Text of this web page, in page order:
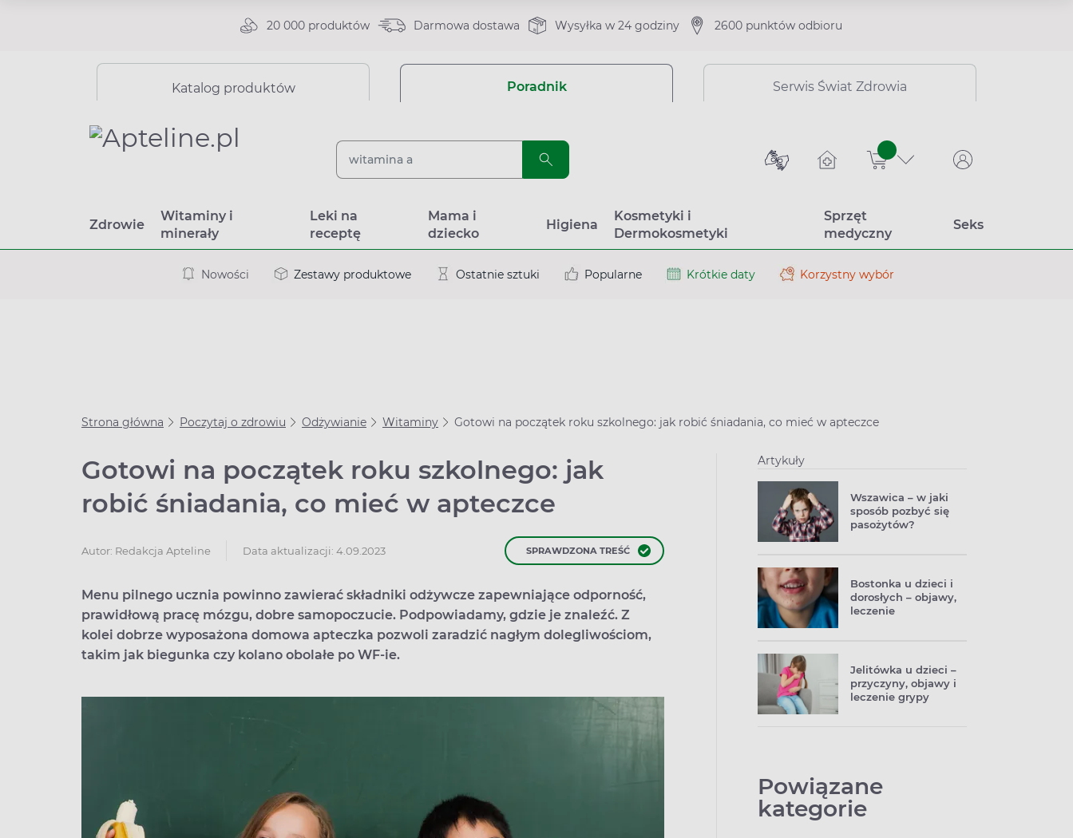
20 000 produktów Darmowa dostawa Wysyłka w 24 godziny 2600 punktów odbioru
Katalog produktów Poradnik Serwis Świat Zdrowia
sztuk
Zdrowie
Witaminy i
minerały
Leki na
receptę
Mama i
dziecko
Higiena
Kosmetyki i
Dermokosmetyki
Sprzęt
medyczny
Seks
Nowości Zestawy produktowe Ostatnie sztuki Popularne Krótkie daty Korzystny wybór
Strona główna Poczytaj o zdrowiu Odżywianie Witaminy Gotowi na początek roku szkolnego: jak robić śniadania, co mieć w apteczce
Gotowi na początek roku szkolnego: jak
robić śniadania, co mieć w apteczce
Autor: Redakcja Apteline Data aktualizacji: 4.09.2023 SPRAWDZONA TREŚĆ
Menu pilnego ucznia powinno zawierać składniki odżywcze zapewniające odporność,
prawidłową pracę mózgu, dobre samopoczucie. Podpowiadamy, gdzie je znaleźć. Z
kolei dobrze wyposażona domowa apteczka pozwoli zaradzić nagłym dolegliwościom,
takim jak biegunka czy kolano obolałe po WF-ie.
Artykuły
Wszawica – w jaki
sposób pozbyć się
pasożytów?
Bostonka u dzieci i
dorosłych – objawy,
leczenie
Jelitówka u dzieci –
przyczyny, objawy i
leczenie grypy
Powiązane
kategorie